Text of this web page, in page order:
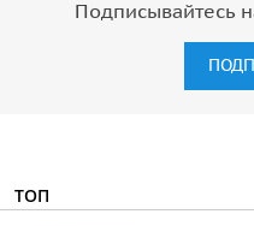
Подписывайтесь
ТОП